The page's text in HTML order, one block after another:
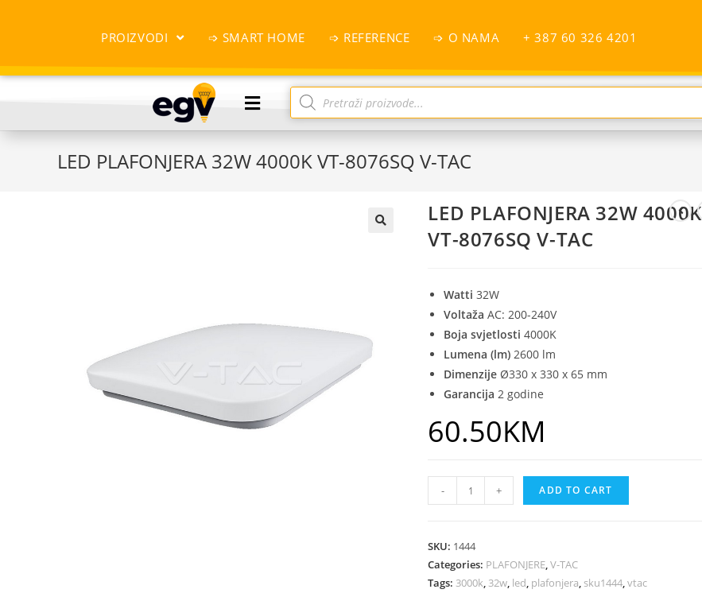
PROIZVODI ➩ SMART HOME ➩ REFERENCE ➩ O NAMA + 387 60 326 4201
LED PLAFONJERA 32W 4000K VT-8076SQ V-TAC
LED PLAFONJERA 32W 4000K
VT-8076SQ V-TAC
Watti32W
VoltažaAC: 200-240V
Boja svjetlosti4000K
Lumena (lm) 2600 lm
Dimenzije Ø330 x 330 x 65 mm
Garancija2 godine
60.50KM
- + ADD TO CART
SKU: 1444
Categories: PLAFONJERE,V-TAC
Tags: 3000k, 32w, led, plafonjera, sku1444,vtac